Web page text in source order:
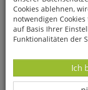
Cookies ablehnen,
notwendigen
auf Basis Ihrer
Funktionalitäten der
Ich